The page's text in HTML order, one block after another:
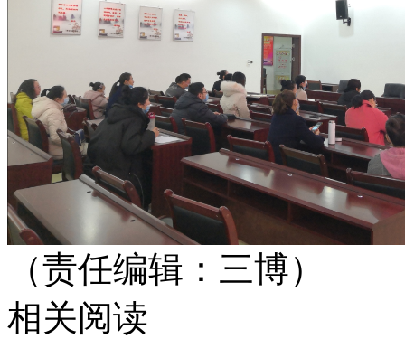
（责任编辑：三博）
相关阅读